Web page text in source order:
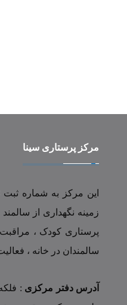
مرکز پرستاری سینا
زمینه نگهداری از
پرستاری کودک ، مراقبت
سالمندان در خانه ،
آدرس دفتر مرکزی :